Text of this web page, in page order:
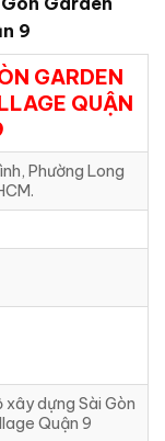
9
GARDEN
QUẬN
Phường Long
dựng Sài Gòn
Quận 9